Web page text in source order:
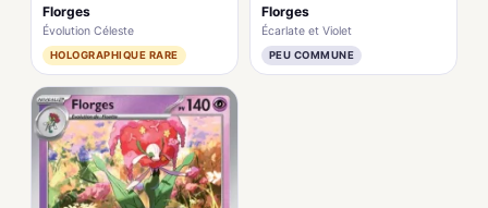
Florges
Évolution Céleste
HOLOGRAPHIQUE RARE
Florges
Écarlate et Violet
PEU COMMUNE